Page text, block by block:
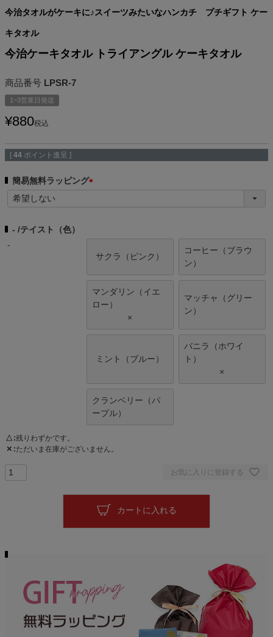
今治タオルがケーキに♪スイーツみたいなハンカチ プチギフト ケー
キタオル
今治ケーキタオル トライアングル ケーキタオル
商品番号 LPSR-7
1~3営業日発送
¥880税込
[ 44 ポイント進呈 ]
簡易無料ラッピング
必
-
テイスト（色）
-
サクラ（ピンク）
コーヒー（ブラウ
ン）
マンダリン（イエ
ロー）
×
マッチャ（グリー
ン）
ミント（ブルー）
バニラ（ホワイ
ト）
×
クランベリー（パ
ープル）
△ 残りわずかです。
✕ ただいま在庫がございません。
お気に入りに登録する
カートに入れる